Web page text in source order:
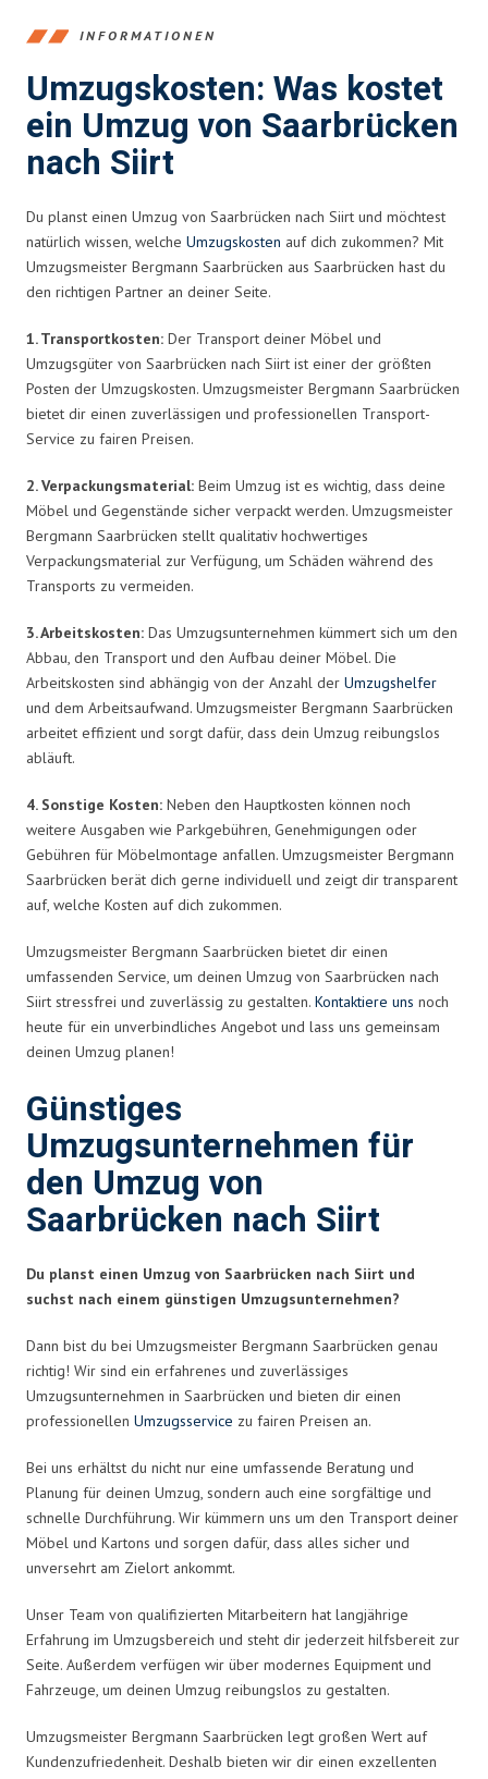
INFORMATIONEN
Umzugskosten: Was kostet
ein Umzug von Saarbrücken
nach Siirt
Du planst einen Umzug von Saarbrücken nach Siirt und möchtest
natürlich wissen, welche Umzugskosten auf dich zukommen? Mit
Umzugsmeister Bergmann Saarbrücken aus Saarbrücken hast du
den richtigen Partner an deiner Seite.
1. Transportkosten: Der Transport deiner Möbel und
Umzugsgüter von Saarbrücken nach Siirt ist einer der größten
Posten der Umzugskosten. Umzugsmeister Bergmann Saarbrücken
bietet dir einen zuverlässigen und professionellen Transport-
Service zu fairen Preisen.
2. Verpackungsmaterial: Beim Umzug ist es wichtig, dass deine
Möbel und Gegenstände sicher verpackt werden. Umzugsmeister
Bergmann Saarbrücken stellt qualitativ hochwertiges
Verpackungsmaterial zur Verfügung, um Schäden während des
Transports zu vermeiden.
3. Arbeitskosten: Das Umzugsunternehmen kümmert sich um den
Abbau, den Transport und den Aufbau deiner Möbel. Die
Arbeitskosten sind abhängig von der Anzahl der Umzugshelfer
und dem Arbeitsaufwand. Umzugsmeister Bergmann Saarbrücken
arbeitet effizient und sorgt dafür, dass dein Umzug reibungslos
abläuft.
4. Sonstige Kosten: Neben den Hauptkosten können noch
weitere Ausgaben wie Parkgebühren, Genehmigungen oder
Gebühren für Möbelmontage anfallen. Umzugsmeister Bergmann
Saarbrücken berät dich gerne individuell und zeigt dir transparent
auf, welche Kosten auf dich zukommen.
Umzugsmeister Bergmann Saarbrücken bietet dir einen
umfassenden Service, um deinen Umzug von Saarbrücken nach
Siirt stressfrei und zuverlässig zu gestalten. Kontaktiere uns noch
heute für ein unverbindliches Angebot und lass uns gemeinsam
deinen Umzug planen!
Günstiges
Umzugsunternehmen für
den Umzug von
Saarbrücken nach Siirt
Du planst einen Umzug von Saarbrücken nach Siirt und
suchst nach einem günstigen Umzugsunternehmen?
Dann bist du bei Umzugsmeister Bergmann Saarbrücken genau
richtig! Wir sind ein erfahrenes und zuverlässiges
Umzugsunternehmen in Saarbrücken und bieten dir einen
professionellen Umzugsservice zu fairen Preisen an.
Bei uns erhältst du nicht nur eine umfassende Beratung und
Planung für deinen Umzug, sondern auch eine sorgfältige und
schnelle Durchführung. Wir kümmern uns um den Transport deiner
Möbel und Kartons und sorgen dafür, dass alles sicher und
unversehrt am Zielort ankommt.
Unser Team von qualifizierten Mitarbeitern hat langjährige
Erfahrung im Umzugsbereich und steht dir jederzeit hilfsbereit zur
Seite. Außerdem verfügen wir über modernes Equipment und
Fahrzeuge, um deinen Umzug reibungslos zu gestalten.
Umzugsmeister Bergmann Saarbrücken legt großen Wert auf
Kundenzufriedenheit. Deshalb bieten wir dir einen exzellenten